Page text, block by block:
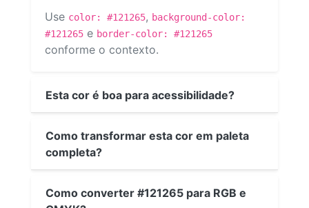
Use color: #121265, background-color:
#121265 e border-color: #121265
conforme o contexto.
Esta cor é boa para acessibilidade?
Como transformar esta cor em paleta
completa?
Como converter #121265 para RGB e